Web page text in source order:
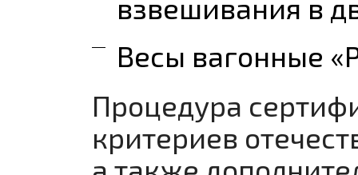
взвешивания в
Весы вагонные
Процедура
критериев